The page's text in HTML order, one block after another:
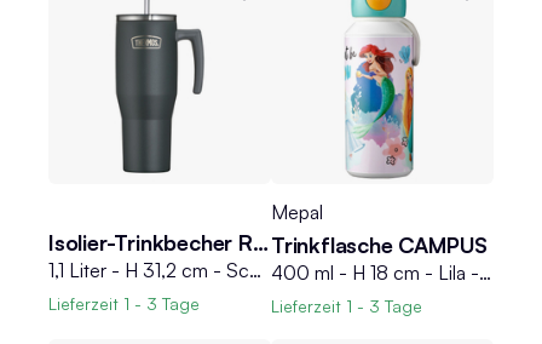
Isolier-Trinkbecher REFRESHING
1,1 Liter - H 31,2 cm - Schwarz matt - Edelstahl 18/8 - mit Deckel und Strohhalm
Lieferzeit 1 - 3 Tage
Mepal
Trinkflasche CAMPUS
400 ml - H 18 cm - Lila - Türkis - Kunststoff - Silikon
Lieferzeit 1 - 3 Tage